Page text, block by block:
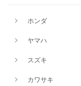
ホンダ
ヤマハ
スズキ
カワサキ